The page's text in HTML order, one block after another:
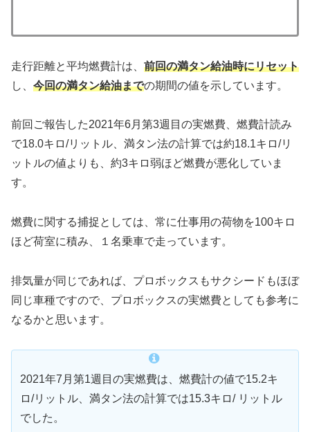
走行距離と平均燃費計は、 前回の満タン給油時にリセット
し、 今回の満タン給油までの期間の値を示しています。
前回ご報告した2021年6月第3週目の実燃費、燃費計読み
で18.0キロ/リットル、満タン法の計算では約18.1キロ/リ
ットルの値よりも、約3キロ弱ほど燃費が悪化していま
す。
燃費に関する捕捉としては、常に仕事用の荷物を100キロ
ほど荷室に積み、１名乗車で走っています。
排気量が同じであれば、プロボックスもサクシードもほぼ
同じ車種ですので、プロボックスの実燃費としても参考に
なるかと思います。
2021年7月第1週目の実燃費は、燃費計の値で15.2キ
ロ/リットル、満タン法の計算では15.3キロ/ リットル
でした。